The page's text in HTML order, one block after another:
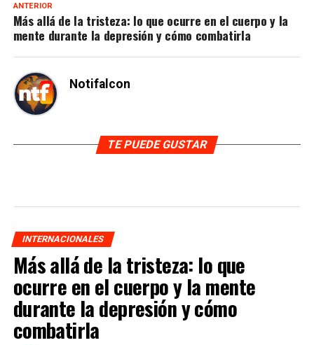
ANTERIOR
Más allá de la tristeza: lo que ocurre en el cuerpo y la
mente durante la depresión y cómo combatirla
Notifalcon
TE PUEDE GUSTAR
INTERNACIONALES
Más allá de la tristeza: lo que
ocurre en el cuerpo y la mente
durante la depresión y cómo
combatirla